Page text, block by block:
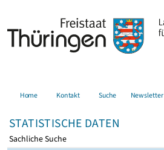
Home Kontakt Suche Newsletter
STATISTISCHE DATEN
Sachliche Suche